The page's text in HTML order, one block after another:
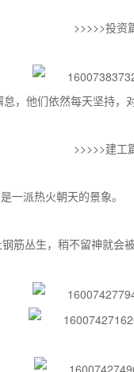
>>>>>投资
，他们依然每天坚持，
>>>>>建工
一派热火朝天的景象。
筋丛生，稍不留神就